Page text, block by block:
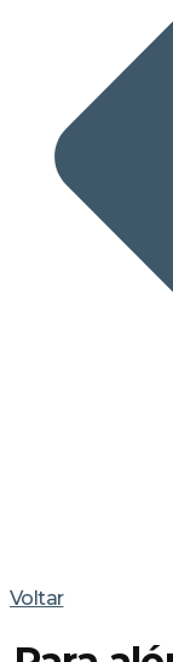
Voltar